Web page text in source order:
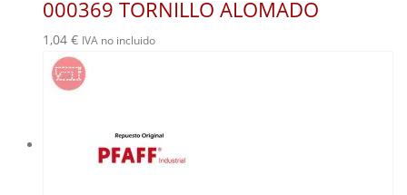
000369 TORNILLO ALOMADO
1,04 € IVA no incluido